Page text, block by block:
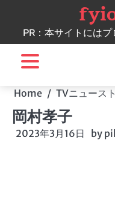
contentPR：本サイトには
Home TVニュース
岡村孝子
2023年3月16日 by